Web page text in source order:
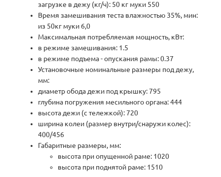
загрузке в дежу (кг/ч): 50 кг муки 550
Время замешивания теста влажностью 35%, мин:
из 50кг муки 6,0
Максимальная потребляемая мощность, кВт:
в режиме замешивания: 1.5
в режиме подъема - опускания рамы: 0.37
Установочные номинальные размеры под дежу,
мм:
диаметр обода дежи под крышку: 795
глубина погружения месильного органа: 444
высота дежи (с тележкой): 720
ширина колеи (размер внутри/снаружи колес):
400/456
Габаритные размеры, мм:
высота при опущенной раме: 1020
высота при поднятой раме: 1510